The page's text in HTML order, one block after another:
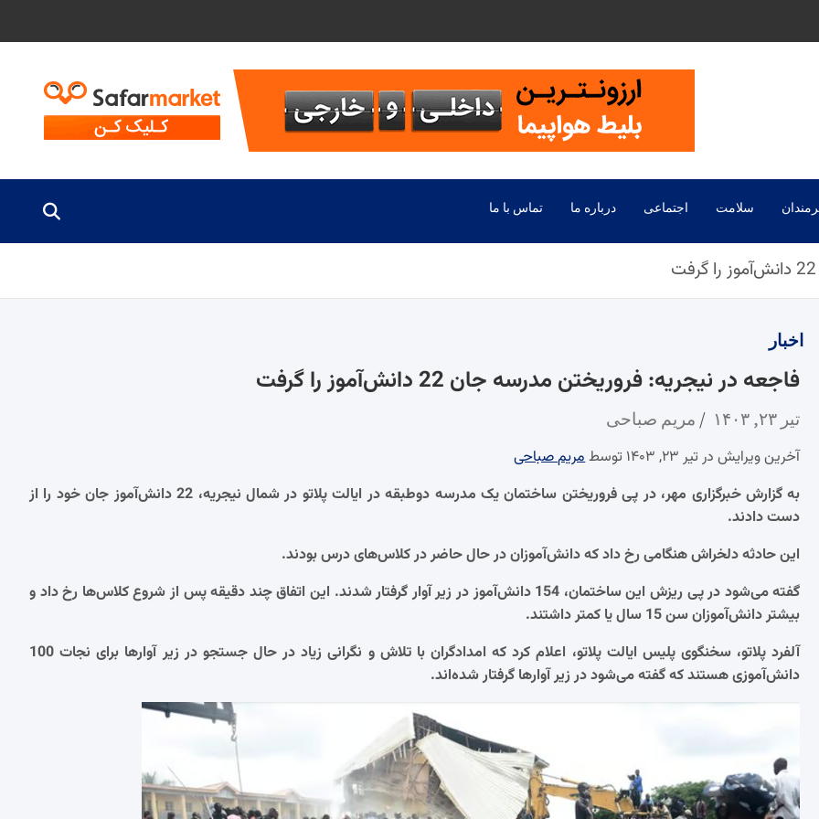
سلامت اجتماعی درباره ما تماس با ما
اخبار
فاجعه در نیجریه: فروریختن مدرسه جان 22 دانش‌آموز را گرفت
تیر ۲۳, ۱۴۰۳ مریم صباحی
آخرین ویرایش در تیر ۲۳, ۱۴۰۳ توسط
مریم صباحی
به گزارش خبرگزاری مهر، در پی فروریختن ساختمان یک مدرسه دوطبقه در ایالت پلاتو در شمال نیجریه، 22 دانش‌آموز جان خود را از
دست دادند.
این حادثه دلخراش هنگامی رخ داد که دانش‌آموزان در حال حاضر در کلاس‌های درس بودند.
گفته می‌شود در پی ریزش این ساختمان، 154 دانش‌آموز در زیر آوار گرفتار شدند. این اتفاق چند دقیقه پس از شروع کلاس‌ها رخ داد و
بیشتر دانش‌آموزان سن 15 سال یا کمتر داشتند.
آلفرد پلاتو، سخنگوی پلیس ایالت پلاتو، اعلام کرد که امدادگران با تلاش و نگرانی زیاد در حال جستجو در زیر آوارها برای نجات 100
دانش‌آموزی هستند که گفته می‌شود در زیر آوارها گرفتار شده‌اند.